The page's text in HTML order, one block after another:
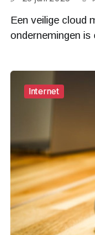
Een veilige cloud
ondernemingen is
Internet